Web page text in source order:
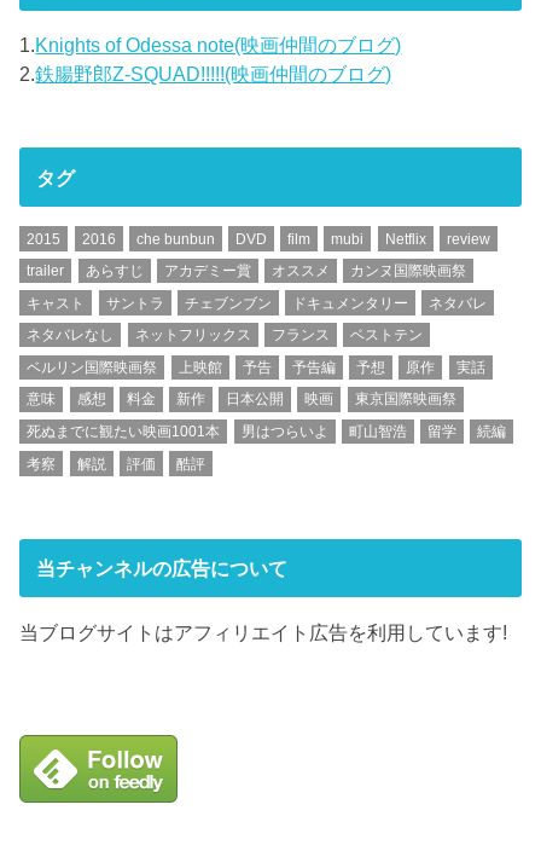
1.Knights of Odessa note(映画仲間のブログ)
2.鉄腸野郎Z-SQUAD!!!!!(映画仲間のブログ)
タグ
2015 2016 che bunbun DVD film mubi Netflix
review
trailer
あらすじ アカデミー賞 オススメ
カンヌ国際映画祭
キャスト
サントラ チェブンブン ドキュメンタリー
ネタバレ
ネタバレなし
ネットフリックス フランス
ベストテン
ベルリン国際映画祭
上映館 予告 予告編 予想 原作
実話
意味
感想 料金 新作 日本公開 映画
東京国際映画祭
死ぬまでに観たい映画1001本
男はつらいよ 町山智浩 留学
続編
考察
解説 評価 酷評
当チャンネルの広告について
当ブログサイトはアフィリエイト広告を利用しています!